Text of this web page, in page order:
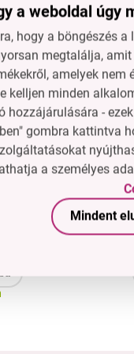
| D3 +
|
| 60
g
mg | a
1+1
Akció
1 700 Ft
a weboldal úgy
hogy a böngészés
megtalálja,
amelyek
kelljen minden
hozzájárulására -
gombra kattintva
a személyes
Mindent